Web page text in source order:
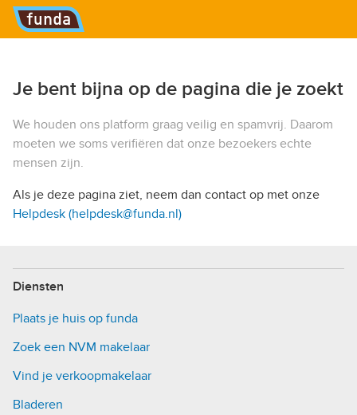
Hoofdmenu
Je bent bijna op de pagina die je zoekt
We houden ons platform graag veilig en spamvrij. Daarom
moeten we soms verifiëren dat onze bezoekers echte
mensen zijn.
Als je deze pagina ziet, neem dan contact op met onze
Helpdesk (helpdesk@funda.nl)
Diensten
Plaats je huis op funda
Zoek een NVM makelaar
Vind je verkoopmakelaar
Bladeren